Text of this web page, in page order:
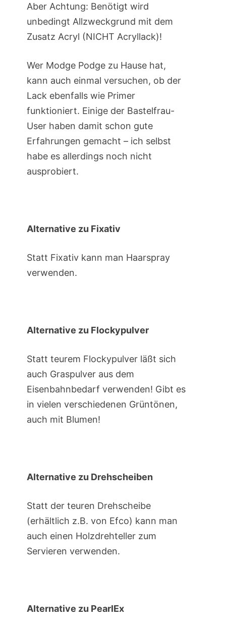
Aber Achtung: Benötigt wird
unbedingt Allzweckgrund mit dem
Zusatz Acryl (NICHT Acryllack)!
Wer Modge Podge zu Hause hat,
kann auch einmal versuchen, ob der
Lack ebenfalls wie Primer
funktioniert. Einige der Bastelfrau-
User haben damit schon gute
Erfahrungen gemacht – ich selbst
habe es allerdings noch nicht
ausprobiert.
Alternative zu Fixativ
Statt Fixativ kann man Haarspray
verwenden.
Alternative zu Flockypulver
Statt teurem Flockypulver läßt sich
auch Graspulver aus dem
Eisenbahnbedarf verwenden! Gibt es
in vielen verschiedenen Grüntönen,
auch mit Blumen!
Alternative zu Drehscheiben
Statt der teuren Drehscheibe
(erhältlich z.B. von Efco) kann man
auch einen Holzdrehteller zum
Servieren verwenden.
Alternative zu PearlEx